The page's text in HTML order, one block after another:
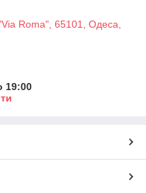
Roma", 65101, Одеса,
19:00